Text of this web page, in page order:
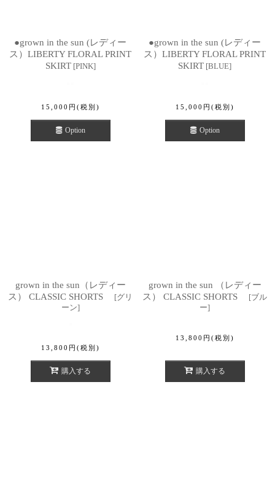
●grown in the sun (レディー
ス）LIBERTY FLORAL PRINT
SKIRT [PINK]
15,000 円 (税別)
Option
●grown in the sun (レディー
ス）LIBERTY FLORAL PRINT
SKIRT [BLUE]
15,000 円 (税別)
Option
grown in the sun（レディー
ス） CLASSIC SHORTS
[グリ
ーン]
13,800 円 (税別)
購入する
grown in the sun （レディー
ス） CLASSIC SHORTS
[ブル
ー]
13,800 円 (税別)
購入する